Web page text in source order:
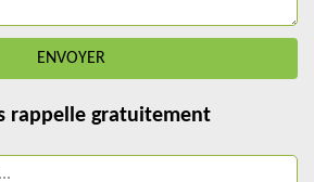
rappelle gratuitement